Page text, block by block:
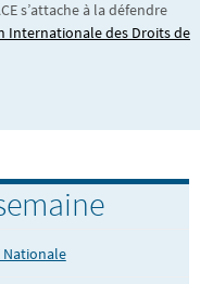
s’attache à la défendre
Internationale des Droits de
Nationale